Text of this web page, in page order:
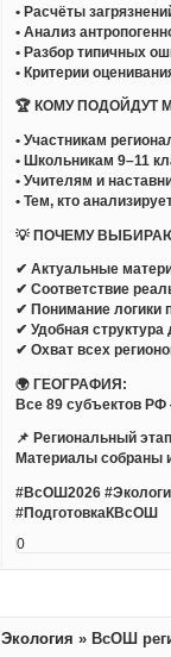
• Расчёты
• Анализ
• Разбор типичных
• Критерии
🏆 КОМУ ПОДОЙДУТ
• Участникам
• Школьникам 9–11
• Учителям и
• Тем, кто
💡 ПОЧЕМУ
✔ Актуальные
✔ Соответствие
✔ Понимание логики
✔ Удобная структура
✔ Охват всех
🌍 ГЕОГРАФИЯ:
Все 89 субъектов РФ
📌 Региональный
Материалы собраны
#ВсОШ2026
#ПодготовкаКВсОШ
0
Экология » ВсОШ